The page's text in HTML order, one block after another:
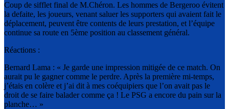
Coup de sifflet final de M.Chéron. Les hommes de Bergeroo évitent
la defaite, les joueurs, venant saluer les supporters qui avaient fait le
déplacement, peuvent être contents de leurs prestation, et l’équipe
continue sa route en 5ème position au classement général.
Réactions :
Bernard Lama : « Je garde une impression mitigée de ce match. On
aurait pu le gagner comme le perdre. Après la première mi-temps,
j’étais en colère et j’ai dit à mes coéquipiers que l’on avait pas le
droit de se faire balader comme ça ! Le PSG a encore du pain sur la
planche… »